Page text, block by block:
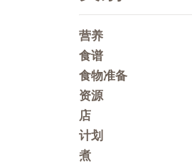
营养
食谱
食物准备
资源
店
计划
煮